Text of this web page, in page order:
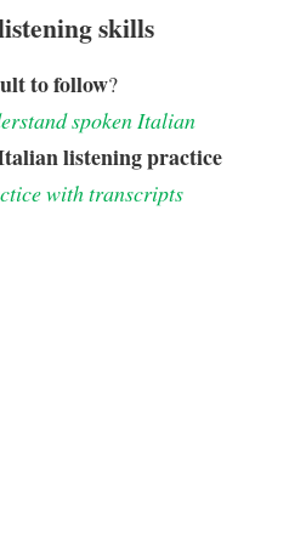
skills
to follow?
spoken Italian
listening practice
with transcripts